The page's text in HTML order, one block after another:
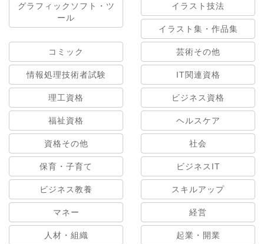
グラフィックソフト・ツ
ール
イラスト技法
イラスト集・作品集
コミック 芸術その他
情報処理技術者試験 IT関連資格
理工資格 ビジネス資格
福祉資格 ヘルスケア
資格その他 社会
保育・子育て ビジネスIT
ビジネス教養 スキルアップ
マネー 経営
人材・組織 起業・開業